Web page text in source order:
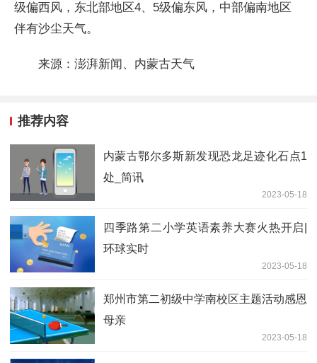
级偏西风，东北部地区4、5级偏东风，中部偏南地区
伴有沙尘天气。
来源：澎湃新闻、内蒙古天气
推荐内容
内蒙古鄂尔多斯新发现恐龙足迹化石点1
处_简讯
2023-05-18
四季路第二小学英语素养大赛火热开启|
环球实时
2023-05-18
郑州市第二初级中学南校区主题活动感恩
母亲
2023-05-18